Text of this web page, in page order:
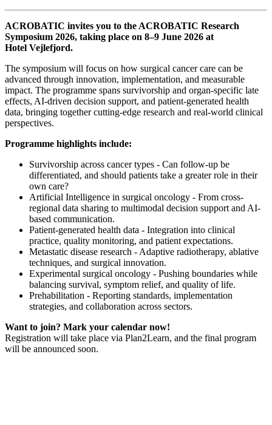
ACROBATIC invites you to the ACROBATIC Research
Symposium 2026, taking place on 8–9 June 2026 at
Hotel Vejlefjord.
The symposium will focus on how surgical cancer care can be
advanced through innovation, implementation, and measurable
impact. The programme spans survivorship and organ-specific late
effects, AI-driven decision support, and patient-generated health
data, bringing together cutting-edge research and real-world clinical
perspectives.
Programme highlights include:
Survivorship across cancer types - Can follow-up be
differentiated, and should patients take a greater role in their
own care?
Artificial Intelligence in surgical oncology - From cross-
regional data sharing to multimodal decision support and AI-
based communication.
Patient-generated health data - Integration into clinical
practice, quality monitoring, and patient expectations.
Metastatic disease research - Adaptive radiotherapy, ablative
techniques, and surgical innovation.
Experimental surgical oncology - Pushing boundaries while
balancing survival, symptom relief, and quality of life.
Prehabilitation - Reporting standards, implementation
strategies, and collaboration across sectors.
Want to join? Mark your calendar now!
Registration will take place via Plan2Learn, and the final program
will be announced soon.